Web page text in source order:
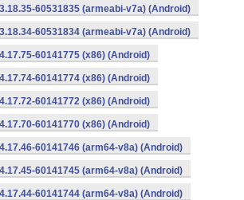
60531835 (armeabi-v7a) (Android)
60531834 (armeabi-v7a) (Android)
60141775 (x86) (Android)
60141774 (x86) (Android)
60141772 (x86) (Android)
60141770 (x86) (Android)
60141746 (arm64-v8a) (Android)
60141745 (arm64-v8a) (Android)
60141744 (arm64-v8a) (Android)